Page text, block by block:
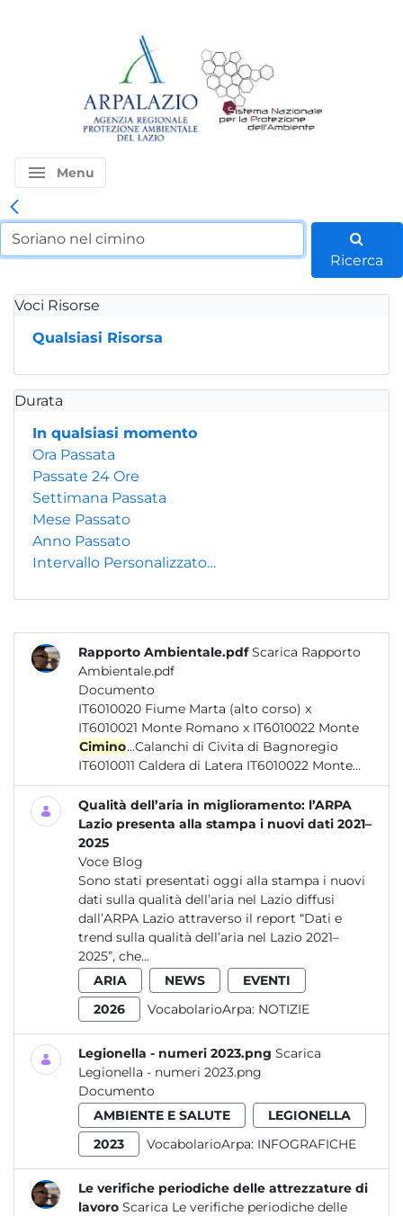
menu Menu
Ricerca
Voci Risorse
Qualsiasi Risorsa
Durata
In qualsiasi momento
Ora Passata
Passate 24 Ore
Settimana Passata
Mese Passato
Anno Passato
Intervallo Personalizzato…
Rapporto Ambientale.pdf Scarica Rapporto
Ambientale.pdf
Documento
IT6010020 Fiume Marta (alto corso) x
IT6010021 Monte Romano x IT6010022 Monte
Cimino...Calanchi di Civita di Bagnoregio
IT6010011 Caldera di Latera IT6010022 Monte...
Qualità dell’aria in miglioramento: l’ARPA
Lazio presenta alla stampa i nuovi dati 2021–
2025
Voce Blog
Sono stati presentati oggi alla stampa i nuovi
dati sulla qualità dell’aria nel Lazio diffusi
dall’ARPA Lazio attraverso il report “Dati e
trend sulla qualità dell’aria nel Lazio 2021–
2025”, che...
ARIA
NEWS
EVENTI
2026
VocabolarioArpa: NOTIZIE
Legionella - numeri 2023.png Scarica
Legionella - numeri 2023.png
Documento
AMBIENTE E SALUTE
LEGIONELLA
2023
VocabolarioArpa: INFOGRAFICHE
Le verifiche periodiche delle attrezzature di
lavoro Scarica Le verifiche periodiche delle